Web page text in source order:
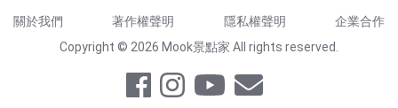
關於我們 著作權聲明 隱私權聲明
企業合作
Copyright © 2026 Mook景點家 All rights reserved.